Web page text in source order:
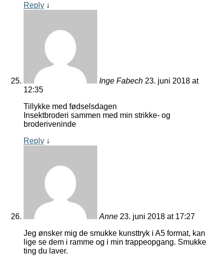
Reply ↓
Inge Fabech 23. juni 2018 at
12:35
Tillykke med fødselsdagen
Insektbroderi sammen med min strikke- og
broderiveninde
Reply ↓
Anne 23. juni 2018 at 17:27
Jeg ønsker mig de smukke kunsttryk i A5 format, kan
lige se dem i ramme og i min trappeopgang. Smukke
ting du laver.